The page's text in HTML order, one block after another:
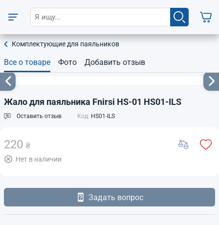
Комплектующие для паяльников
Все о товаре Фото Добавить отзыв
Жало для паяльника Fnirsi HS-01 HS01-ILS
Оставить отзыв Код: HS01-ILS
220 ₴
Нет в наличии
Задать вопрос